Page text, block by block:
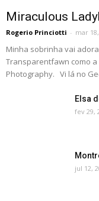
Miraculous
Rogerio Princiotti - mar
Minha sobrinha vai
Transparentfawn como
Photography. Vi lá no
Elsa
fev 29,
jul 12,